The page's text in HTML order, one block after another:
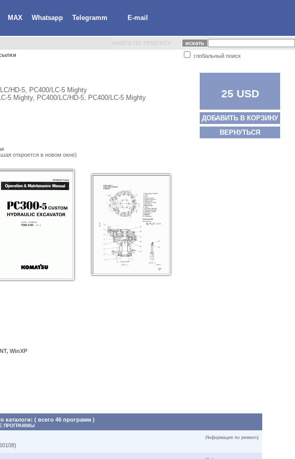
MAX Whatsapp Telegramm E-mail
глобальный поиск
HD-5, PC400/LC-5 Mighty
5 Mighty, PC400/LC/HD-5, PC400/LC-5 Mighty
25 USD
ДОБАВИТЬ В КОРЗИНУ
ВЕРНУТЬСЯ
откроется в новом окне)
WinXP
каталоги: ( всего 46 программ )
ПРОГРАММЫ
Информация по ремонту